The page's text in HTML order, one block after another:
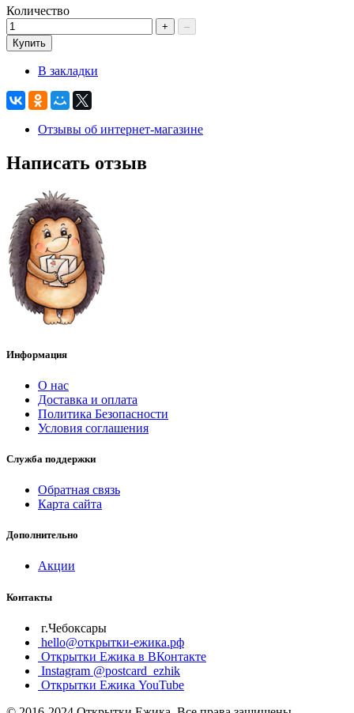
Количество
+
–
Купить
В закладки
Отзывы об интернет-магазине
Написать отзыв
Информация
О нас
Доставка и оплата
Политика Безопасности
Условия соглашения
Служба поддержки
Обратная связь
Карта сайта
Дополнительно
Акции
Контакты
г.Чебоксары
hello@открытки-ежика.рф
Открытки Ежика в ВКонтакте
Instagram @postcard_ezhik
Открытки Ежика YouTube